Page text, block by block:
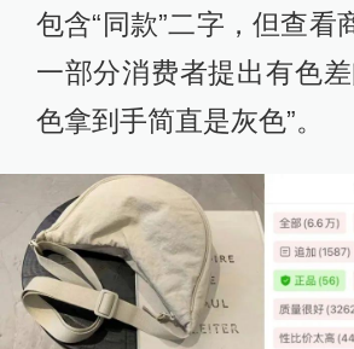
包含“同款”二字，但查看
一部分消费者提出有色差
色拿到手简直是灰色”。